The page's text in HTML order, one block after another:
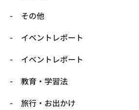
​その他
​イベントレポート
​イベントレポート
​教育・学習法
​旅行・お出かけ